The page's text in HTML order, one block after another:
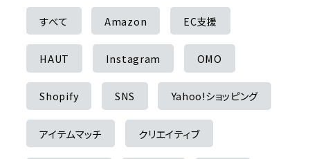
すべて Amazon EC支援
HAUT Instagram OMO
Shopify SNS Yahoo!ショッピング
アイテムマッチ クリエイティブ